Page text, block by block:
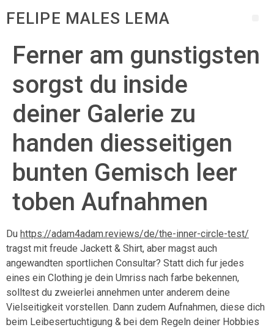
FELIPE MALES LEMA
Ferner am gunstigsten
sorgst du inside
deiner Galerie zu
handen diesseitigen
bunten Gemisch leer
toben Aufnahmen
Du https://adam4adam.reviews/de/the-inner-circle-test/
tragst mit freude Jackett & Shirt, aber magst auch
angewandten sportlichen Consultar? Statt dich fur jedes
eines ein Clothing je dein Umriss nach farbe bekennen,
solltest du zweierlei annehmen unter anderem deine
Vielseitigkeit vorstellen. Dann zudem Aufnahmen, diese dich
beim Leibesertuchtigung & bei dem Regeln deiner Hobbies